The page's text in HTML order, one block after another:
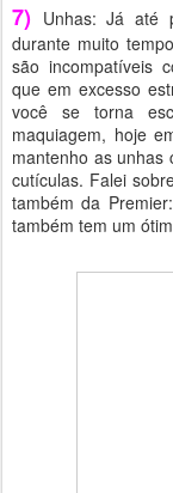
7) Unhas: Já até
durante muito
são incompatíveis
que em excesso
você se torna
maquiagem, hoje
mantenho as unhas
cutículas. Falei
também da
também tem um